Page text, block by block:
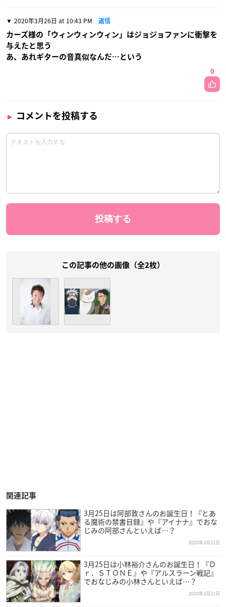
2020年3月26日 at 10:43 PM 返信
カーズ様の「ウィンウィンウィン」はジョジョファンに衝撃を
与えたと思う
あ、あれギターの音真似なんだ…という
0
コメントを投稿する
この記事の他の画像（全2枚）
関連記事
3月25日は阿部敦さんのお誕生日！『とあ
る魔術の禁書目録』や『アイナナ』でおな
じみの阿部さんといえば…？
2020年3月22日
3月25日は小林裕介さんのお誕生日！『Ｄ
ｒ．ＳＴＯＮＥ』や『アルスラーン戦記』
でおなじみの小林さんといえば…？
2020年3月22日